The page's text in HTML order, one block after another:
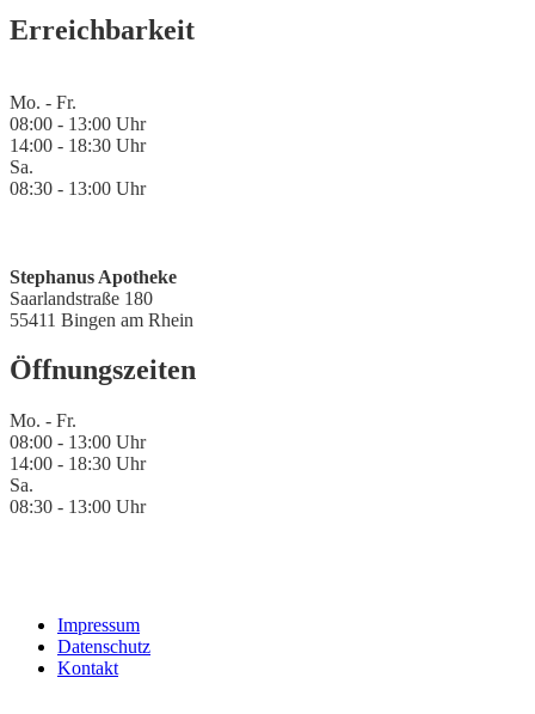
Erreichbarkeit
Mo. - Fr.
08:00 - 13:00 Uhr
14:00 - 18:30 Uhr
Sa.
08:30 - 13:00 Uhr
Stephanus Apotheke
Saarlandstraße 180
55411 Bingen am Rhein
Öffnungszeiten
Mo. - Fr.
08:00 - 13:00 Uhr
14:00 - 18:30 Uhr
Sa.
08:30 - 13:00 Uhr
Impressum
Datenschutz
Kontakt